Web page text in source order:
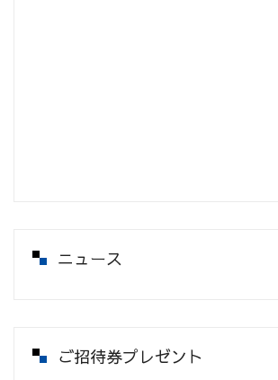
ニュース
ご招待券プレゼント